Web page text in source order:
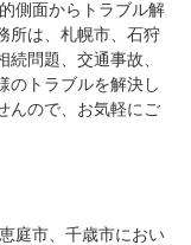
側面からトラブル解
所は、札幌市、石狩
問題、交通事故、
のトラブルを解決し
んので、お気軽にご
庭市、千歳市におい